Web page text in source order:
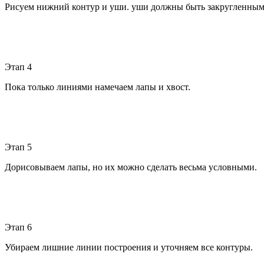
Рисуем нижний контур и уши. уши должны быть
Этап 4
Пока только линиями намечаем лапы и хвост.
Этап 5
Дорисовываем лапы, но их можно сделать весьма условными.
Этап 6
Убираем лишние линии построения и уточняем все контуры.